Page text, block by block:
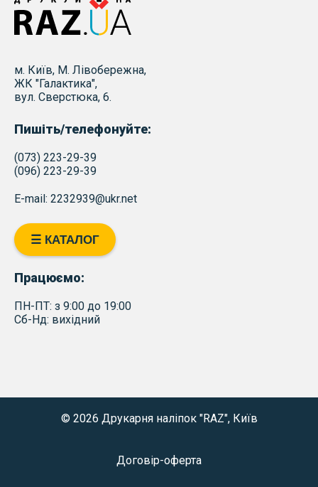
м. Київ, М. Лівобережна,
ЖК "Галактика",
вул. Сверстюка, 6.
Пишіть/телефонуйте:
(073) 223-29-39
(096) 223-29-39
E-mail: 2232939@ukr.net
☰ КАТАЛОГ
Працюємо:
ПН-ПТ: з 9:00 до 19:00
Сб-Нд: вихідний
© 2026 Друкарня наліпок "RAZ", Київ
Договір-оферта